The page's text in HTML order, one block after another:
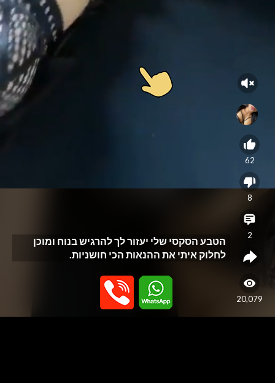
הטבע הסקסי שלי יעזור לך להרגיש בנוח ומוכן
לחלוק איתי את ההנאות הכי חושניות.
62
8
2
20,079